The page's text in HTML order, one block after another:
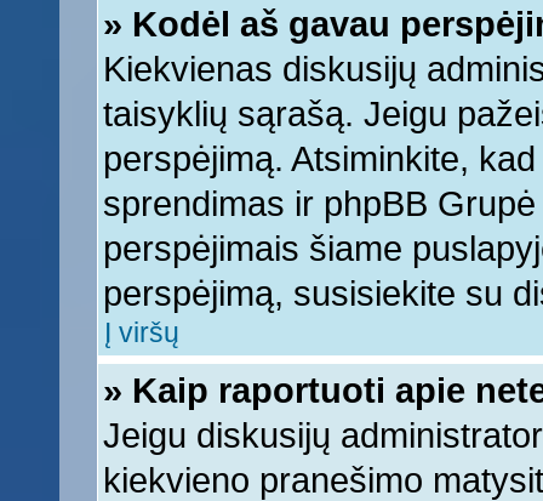
» Kodėl aš gavau
Kiekvienas diskusijų
taisyklių sąrašą. Jeigu
perspėjimą. Atsiminkite,
sprendimas ir phpBB
perspėjimais šiame
perspėjimą, susisiekite su
Į viršų
» Kaip raportuoti apie
Jeigu diskusijų
kiekvieno pranešimo